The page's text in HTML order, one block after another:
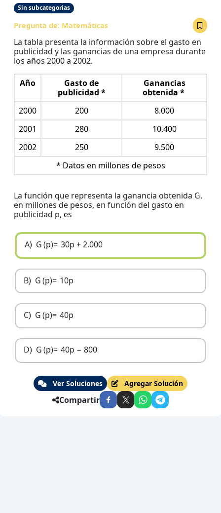
Sin subcategorias
Pregunta de: Matemáticas
La tabla presenta la información sobre el gasto en
publicidad y las ganancias de una empresa durante
los años 2000 a 2002.
Año
Gasto de
publicidad *
Ganancias
obtenida *
2000
200
8.000
2001
280
10.400
2002
250
9.500
* Datos en millones de pesos
La función que representa la ganancia obtenida G,
en millones de pesos, en función del gasto en
publicidad p, es
A) G(p)= 30p +2.000
B) G(p)= 10p
C) G(p)= 40p
D) G(p)= 40p − 800
Ver Soluciones Agregar Solución
Compartir